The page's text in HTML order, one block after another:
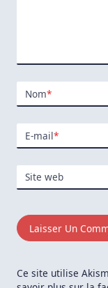
Nom*
E-mail*
Site web
Ce site utilise